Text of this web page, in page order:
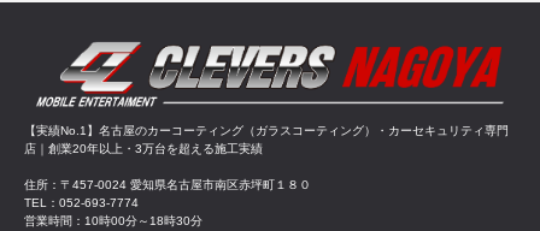
【実績No.1】名古屋のカーコーティング（ガラスコーティング）・カーセキュリティ専門
店｜創業20年以上・3万台を超える施工実績
住所：〒457-0024 愛知県名古屋市南区赤坪町１８０
TEL：052-693-7774
営業時間：10時00分～18時30分